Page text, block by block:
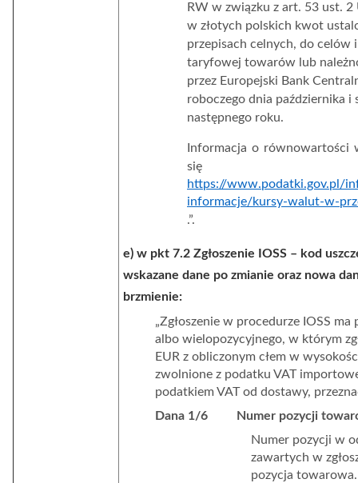
RW w związku z art. 53 ust.
w złotych polskich kwot
przepisach celnych, do celów
taryfowej towarów lub
przez Europejski Bank
roboczego dnia października
następnego roku.
Informacja o równowartości
się
https://www.podatki.gov.pl/
informacje/kursy-walut-w-
.”.
e) w pkt 7.2 Zgłoszenie IOSS – kod
wskazane dane po zmianie oraz nowa
brzmienie:
„Zgłoszenie w procedurze IOSS ma
albo wielopozycyjnego, w którym
EUR z obliczonym cłem w
zwolnione z podatku VAT
podatkiem VAT od dostawy,
Dana 1/6 Numer pozycji
Numer pozycji w
zawartych w
pozycja towarowa.